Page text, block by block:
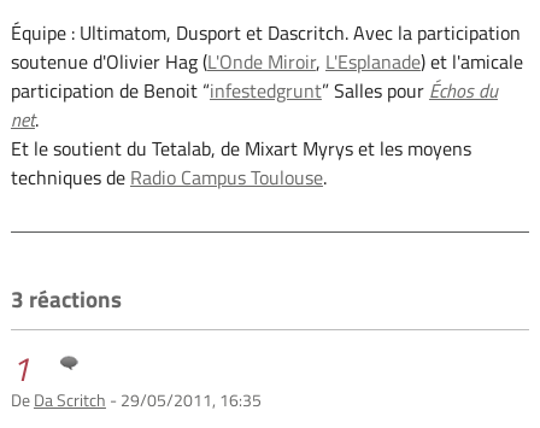
Équipe : Ultimatom, Dusport et Dascritch. Avec la participation
soutenue d'Olivier Hag (L'Onde Miroir, L'Esplanade) et l'amicale
participation de Benoit “infestedgrunt” Salles pour Échos du
net.
Et le soutient du Tetalab, de Mixart Myrys et les moyens
techniques de Radio Campus Toulouse.
3 réactions
1
DeDa Scritch - 29/05/2011, 16:35